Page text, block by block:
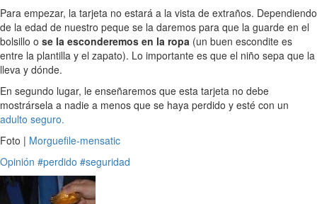
Para empezar, la tarjeta no estará a la vista de extraños. Dependiendo
de la edad de nuestro peque se la daremos para que la guarde en el
bolsillo o se la esconderemos en la ropa (un buen escondite es
entre la plantilla y el zapato). Lo importante es que el niño sepa que la
lleva y dónde.
En segundo lugar, le enseñaremos que esta tarjeta no debe
mostrársela a nadie a menos que se haya perdido y esté con un
adulto seguro.
Foto | Morguefile-mensatic
Opinión #perdido #seguridad